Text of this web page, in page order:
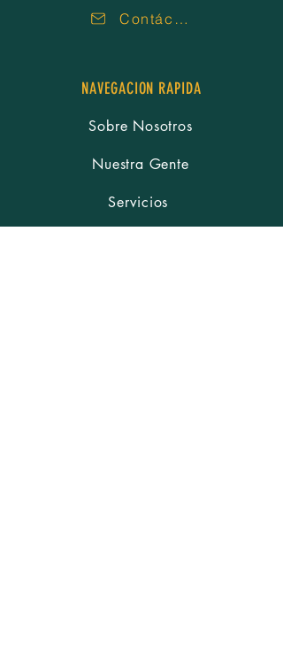
Contáctenos
NAVEGACION RAPIDA
Sobre Nosotros
Nuestra Gente
Servicios